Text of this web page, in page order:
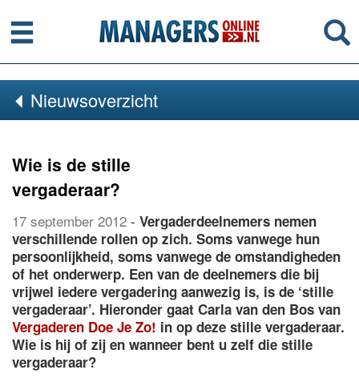
Menu
Nieuwsoverzicht
Wie is de stille
vergaderaar?
17 september 2012 - Vergaderdeelnemers nemen
verschillende rollen op zich. Soms vanwege hun
persoonlijkheid, soms vanwege de omstandigheden
of het onderwerp. Een van de deelnemers die bij
vrijwel iedere vergadering aanwezig is, is de ‘stille
vergaderaar’. Hieronder gaat Carla van den Bos van
Vergaderen Doe Je Zo! in op deze stille vergaderaar.
Wie is hij of zij en wanneer bent u zelf die stille
vergaderaar?